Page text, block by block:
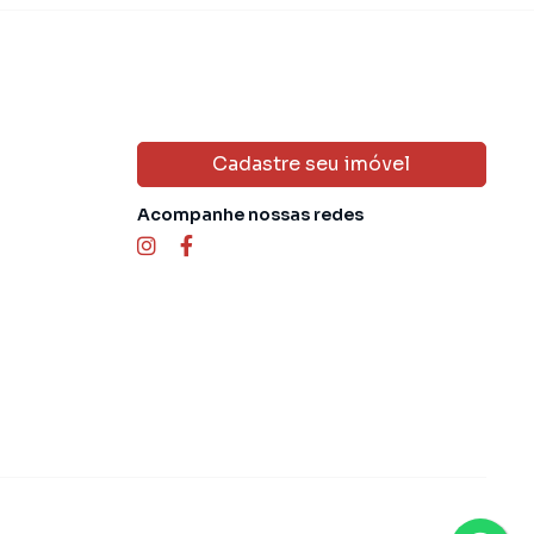
Cadastre seu imóvel
Acompanhe nossas redes